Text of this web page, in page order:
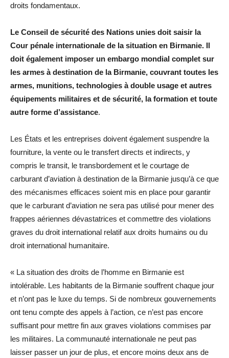
droits fondamentaux.
Le Conseil de sécurité des Nations unies doit saisir la
Cour pénale internationale de la situation en Birmanie. Il
doit également imposer un embargo mondial complet sur
les armes à destination de la Birmanie, couvrant toutes les
armes, munitions, technologies à double usage et autres
équipements militaires et de sécurité, la formation et toute
autre forme d’assistance.
Les États et les entreprises doivent également suspendre la
fourniture, la vente ou le transfert directs et indirects, y
compris le transit, le transbordement et le courtage de
carburant d’aviation à destination de la Birmanie jusqu’à ce que
des mécanismes efficaces soient mis en place pour garantir
que le carburant d’aviation ne sera pas utilisé pour mener des
frappes aériennes dévastatrices et commettre des violations
graves du droit international relatif aux droits humains ou du
droit international humanitaire.
« La situation des droits de l’homme en Birmanie est
intolérable. Les habitants de la Birmanie souffrent chaque jour
et n’ont pas le luxe du temps. Si de nombreux gouvernements
ont tenu compte des appels à l’action, ce n’est pas encore
suffisant pour mettre fin aux graves violations commises par
les militaires. La communauté internationale ne peut pas
laisser passer un jour de plus, et encore moins deux ans de